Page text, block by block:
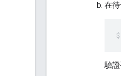
在待
驗證